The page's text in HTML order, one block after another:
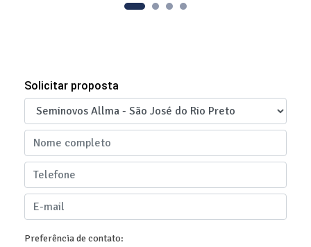
Solicitar proposta
Preferência de contato: